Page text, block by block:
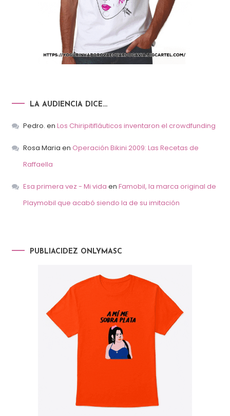
LA AUDIENCIA DICE…
Pedro. en Los Chiripitifláuticos inventaron el crowdfunding
Rosa Maria en Operación Bikini 2009: Las Recetas de
Raffaella
Esa primera vez - Mi vida en Famobil, la marca original de
Playmobil que acabó siendo la de su imitación
PUBLIACIDEZ ONLYMASC